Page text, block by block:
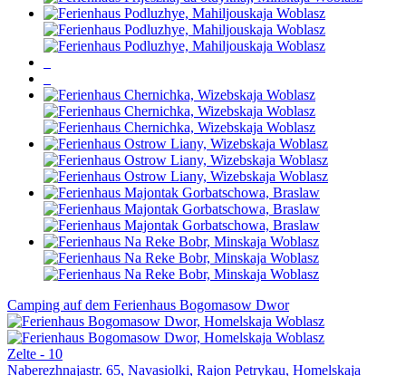
Camping auf dem Ferienhaus Bogomasow Dwor
Zelte - 10
Naberezhnajastr. 65, Navasiolki, Rajon Petrykau, Homelskaja